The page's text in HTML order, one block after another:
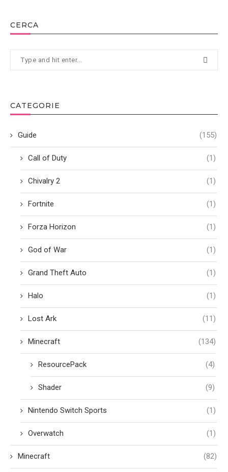
CERCA
CATEGORIE
Guide (155)
Call of Duty (1)
Chivalry 2 (1)
Fortnite (1)
Forza Horizon (1)
God of War (1)
Grand Theft Auto (1)
Halo (1)
Lost Ark (11)
Minecraft (134)
ResourcePack (4)
Shader (9)
Nintendo Switch Sports (1)
Overwatch (1)
Minecraft (82)